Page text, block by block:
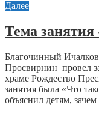
Далее
Тема занятия
Благочинный
Просвирнин провел
храме Рождество
занятия была «Что
объяснил детям,